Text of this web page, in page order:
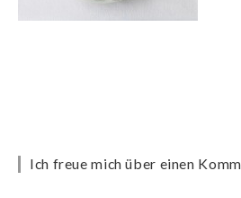
Ich freue mich über einen